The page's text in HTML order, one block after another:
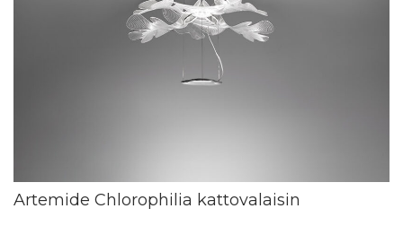
Artemide Chlorophilia kattovalaisin